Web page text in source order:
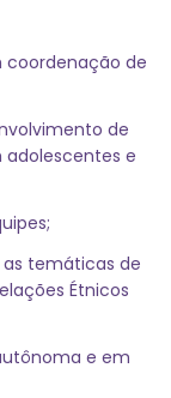
coordenação de
de
e
temáticas de
Étnicos
e em